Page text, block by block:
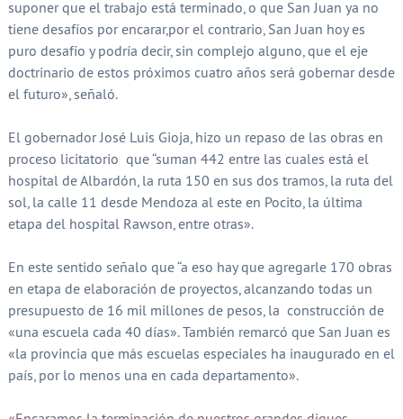
suponer que el trabajo está terminado, o que San Juan ya no
tiene desafíos por encarar,por el contrario, San Juan hoy es
puro desafío y podría decir, sin complejo alguno, que el eje
doctrinario de estos próximos cuatro años será gobernar desde
el futuro», señaló.
El gobernador José Luis Gioja, hizo un repaso de las obras en
proceso licitatorio que “suman 442 entre las cuales está el
hospital de Albardón, la ruta 150 en sus dos tramos, la ruta del
sol, la calle 11 desde Mendoza al este en Pocito, la última
etapa del hospital Rawson, entre otras».
En este sentido señalo que “a eso hay que agregarle 170 obras
en etapa de elaboración de proyectos, alcanzando todas un
presupuesto de 16 mil millones de pesos, la construcción de
«una escuela cada 40 días». También remarcó que San Juan es
«la provincia que más escuelas especiales ha inaugurado en el
país, por lo menos una en cada departamento».